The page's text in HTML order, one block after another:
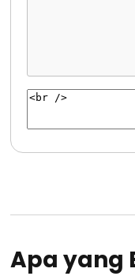
Apa yang